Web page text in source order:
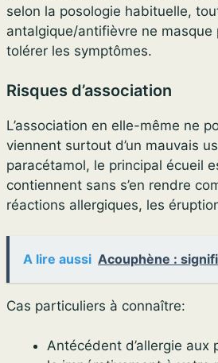
selon la posologie habituelle,
antalgique/antifièvre ne masque
tolérer les symptômes.
Risques d’association
L’association en elle-même ne
viennent surtout d’un mauvais
paracétamol, le principal écueil
contiennent sans s’en rendre
réactions allergiques, les
A lire aussi Acouphène :
Cas particuliers à connaître:
Antécédent d’allergie aux